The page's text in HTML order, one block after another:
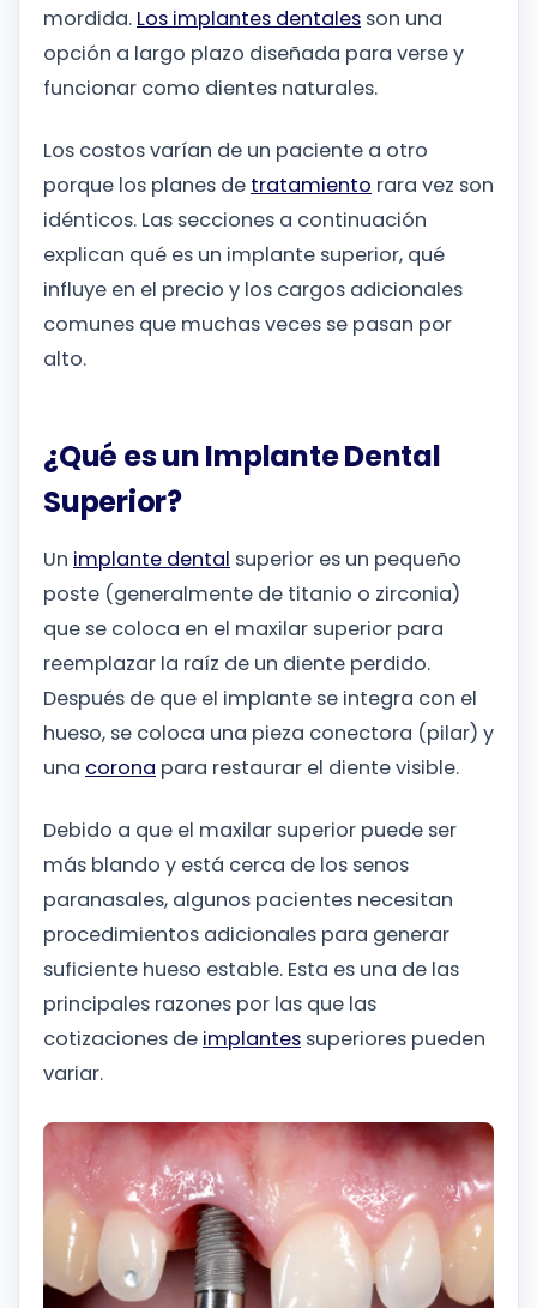
mordida. Los implantes dentales son una
opción a largo plazo diseñada para verse y
funcionar como dientes naturales.
Los costos varían de un paciente a otro
porque los planes de tratamiento rara vez son
idénticos. Las secciones a continuación
explican qué es un implante superior, qué
influye en el precio y los cargos adicionales
comunes que muchas veces se pasan por
alto.
¿Qué es un Implante Dental
Superior?
Un implante dental superior es un pequeño
poste (generalmente de titanio o zirconia)
que se coloca en el maxilar superior para
reemplazar la raíz de un diente perdido.
Después de que el implante se integra con el
hueso, se coloca una pieza conectora (pilar) y
una corona para restaurar el diente visible.
Debido a que el maxilar superior puede ser
más blando y está cerca de los senos
paranasales, algunos pacientes necesitan
procedimientos adicionales para generar
suficiente hueso estable. Esta es una de las
principales razones por las que las
cotizaciones de implantes superiores pueden
variar.